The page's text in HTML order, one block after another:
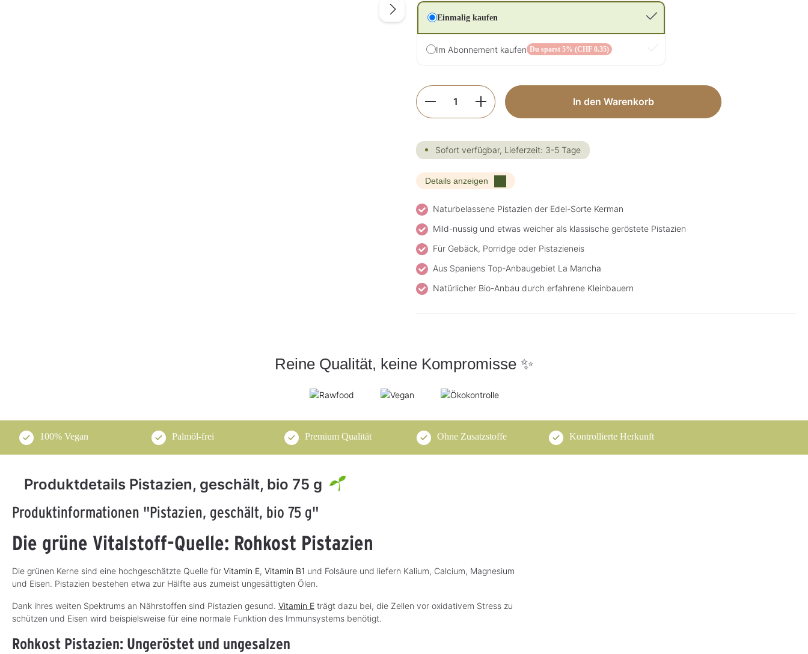
Einmalig kaufen
Im Abonnement kaufen Du sparst 5% (CHF 0.35)
Produkt Anzahl: Gib den gewünschten Wert ein oder
In den Warenkorb
Sofort verfügbar, Lieferzeit: 3-5 Tage
Details anzeigen
Naturbelassene Pistazien der Edel-Sorte Kerman
Mild-nussig und etwas weicher als klassische geröstete Pistazien
Für Gebäck, Porridge oder Pistazieneis
Aus Spaniens Top-Anbaugebiet La Mancha
Natürlicher Bio-Anbau durch erfahrene Kleinbauern
Reine Qualität, keine Kompromisse ✨
100% Vegan Palmöl-frei Premium Qualität Ohne Zusatzstoffe Kontrollierte Herkunft
Produktdetails Pistazien, geschält, bio 75 g
Produktinformationen "Pistazien, geschält, bio 75 g"
Die grüne Vitalstoff-Quelle: Rohkost Pistazien
Die grünen Kerne sind eine hochgeschätzte Quelle für Vitamin E, Vitamin B1 und Folsäure und liefern Kalium, Calcium, Magnesium
und Eisen. Pistazien bestehen etwa zur Hälfte aus zumeist ungesättigten Ölen.
Dank ihres weiten Spektrums an Nährstoffen sind Pistazien gesund. Vitamin E trägt dazu bei, die Zellen vor oxidativem Stress zu
schützen und Eisen wird beispielsweise für eine normale Funktion des Immunsystems benötigt.
Rohkost Pistazien: Ungeröstet und ungesalzen